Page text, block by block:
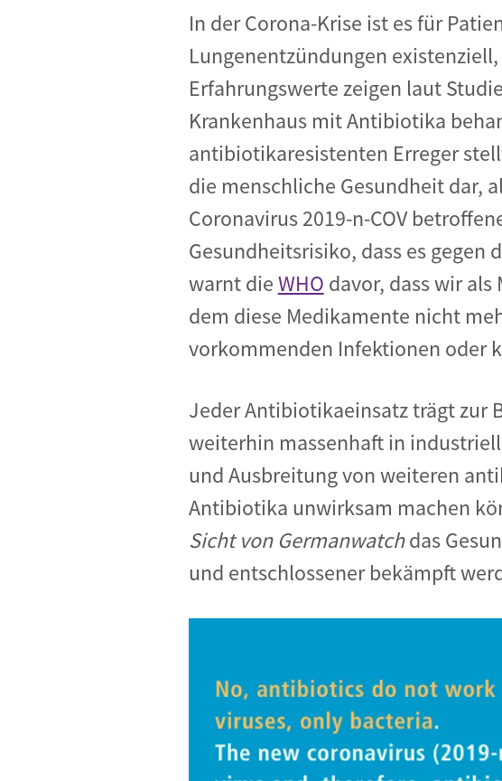
In der Corona-Krise ist es für
Lungenentzündungen
Erfahrungswerte zeigen laut
Krankenhaus mit Antibiotika
antibiotikaresistenten Erreger
die menschliche Gesundheit dar,
Coronavirus 2019-n-COV
Gesundheitsrisiko, dass es gegen
warnt dieWHO davor, dass wir
dem diese Medikamente nicht
vorkommenden Infektionen oder
Jeder Antibiotikaeinsatz trägt zur
weiterhin massenhaft in
und Ausbreitung von weiteren
Antibiotika unwirksam machen
Sicht von Germanwatchdas
und entschlossener bekämpft